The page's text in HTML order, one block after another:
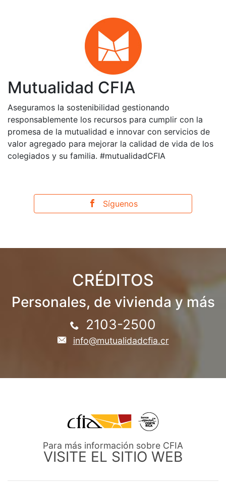
Mutualidad CFIA
Aseguramos la sostenibilidad gestionando
responsablemente los recursos para cumplir con la
promesa de la mutualidad e innovar con servicios de
valor agregado para mejorar la calidad de vida de los
colegiados y su familia. #mutualidadCFIA
Síguenos
CRÉDITOS
Personales, de vivienda y más
2103-2500
info@mutualidadcfia.cr
Para más información sobre CFIA
VISITE EL SITIO WEB